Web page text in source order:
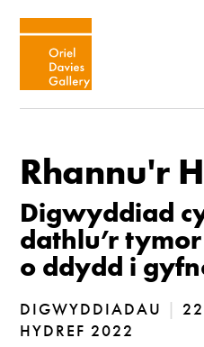
Rhannu'r
Digwyddiad
dathlu’r
o ddydd i
DIGWYDDIADAU |
HYDREF 2022